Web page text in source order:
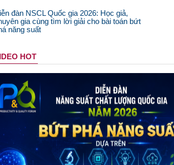
đàn NSCL Quốc gia 2026: Học giả,
gia cùng tìm lời giải cho bài toán bứt
năng suất
HOT